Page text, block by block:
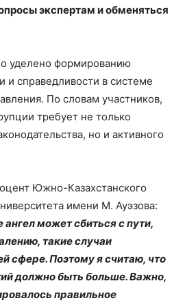
экспертам и обменяться
уделено формированию
и справедливости в системе
По словам участников,
требует не только
но и активного
Южно-Казахстанского
имени М. Ауэзова:
может сбиться с пути,
такие случаи
сфере. Поэтому я считаю, что
должно быть больше. Важно,
правильное